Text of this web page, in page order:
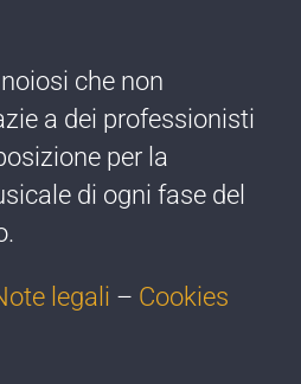
che non
a dei professionisti
per la
di ogni fase del
legali – Cookies